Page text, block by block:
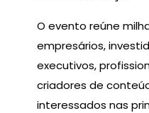
O evento reúne
empresários,
executivos,
criadores de
interessados nas